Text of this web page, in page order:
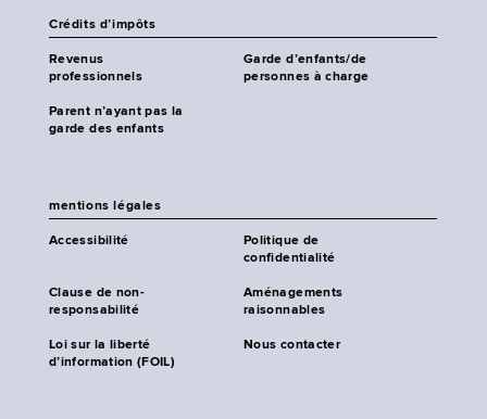
Crédits d’impôts
Revenus
professionnels
Garde d’enfants/de
personnes à charge
Parent n’ayant pas la
garde des enfants
mentions légales
Accessibilité
Politique de
confidentialité
Clause de non-
responsabilité
Aménagements
raisonnables
Loi sur la liberté
d’information (FOIL)
Nous contacter